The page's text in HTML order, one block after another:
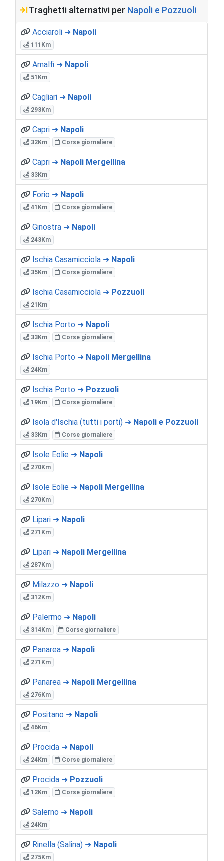
Traghetti alternativi per Napoli e Pozzuoli
Acciaroli ➜ Napoli
111Km
Amalfi ➜ Napoli
51Km
Cagliari ➜ Napoli
293Km
Capri ➜ Napoli
32Km Corse giornaliere
Capri ➜ Napoli Mergellina
33Km
Forio ➜ Napoli
41Km Corse giornaliere
Ginostra ➜ Napoli
243Km
Ischia Casamicciola ➜ Napoli
35Km Corse giornaliere
Ischia Casamicciola ➜ Pozzuoli
21Km
Ischia Porto ➜ Napoli
33Km Corse giornaliere
Ischia Porto ➜ Napoli Mergellina
24Km
Ischia Porto ➜ Pozzuoli
19Km Corse giornaliere
Isola d'Ischia (tutti i porti) ➜ Napoli e Pozzuoli
33Km Corse giornaliere
Isole Eolie ➜ Napoli
270Km
Isole Eolie ➜ Napoli Mergellina
270Km
Lipari ➜ Napoli
271Km
Lipari ➜ Napoli Mergellina
287Km
Milazzo ➜ Napoli
312Km
Palermo ➜ Napoli
314Km Corse giornaliere
Panarea ➜ Napoli
271Km
Panarea ➜ Napoli Mergellina
276Km
Positano ➜ Napoli
46Km
Procida ➜ Napoli
24Km Corse giornaliere
Procida ➜ Pozzuoli
12Km Corse giornaliere
Salerno ➜ Napoli
24Km
Rinella (Salina) ➜ Napoli
275Km